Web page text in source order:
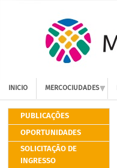
INICIO MERCOCIUDADES
PUBLICAÇÕES
OPORTUNIDADES
SOLICITAÇÃO DE
INGRESSO